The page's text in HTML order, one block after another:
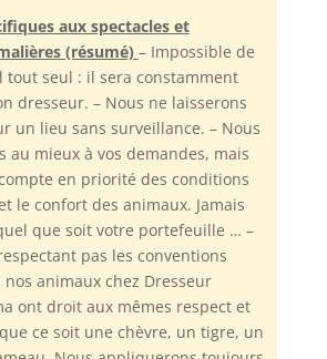
aux spectacles et
(résumé) – Impossible de
tout seul : il sera constamment
dresseur. – Nous ne laisserons
un lieu sans surveillance. – Nous
au mieux à vos demandes, mais
en priorité des conditions
le confort des animaux. Jamais
que soit votre portefeuille … –
pas les conventions
nos animaux chez Dresseur
ont droit aux mêmes respect et
ce soit une chèvre, un tigre, un